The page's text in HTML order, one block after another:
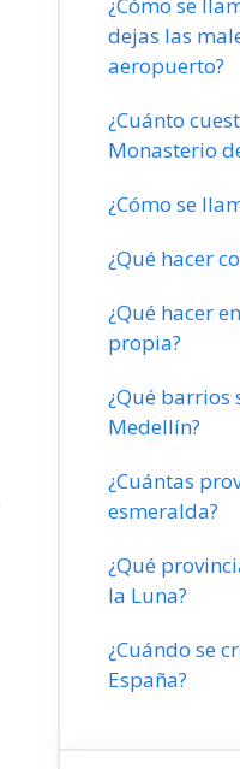
dejas las
aeropuerto?
¿Cuánto
Monasterio
¿Cómo se
¿Qué hacer
¿Qué hacer
propia?
¿Qué barrios
Medellín?
¿Cuántas
esmeralda?
¿Qué
la Luna?
¿Cuándo se
España?